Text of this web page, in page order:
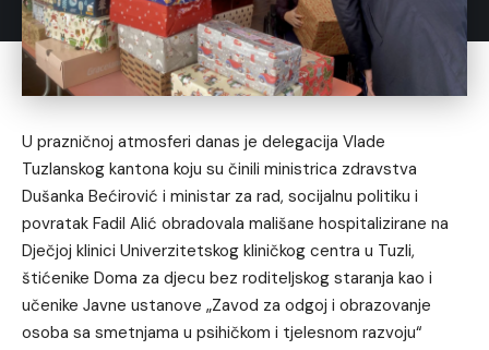
U prazničnoj atmosferi danas je delegacija Vlade
Tuzlanskog kantona koju su činili ministrica zdravstva
Dušanka Bećirović i ministar za rad, socijalnu politiku i
povratak Fadil Alić obradovala mališane hospitalizirane na
Dječjoj klinici Univerzitetskog kliničkog centra u Tuzli,
štićenike Doma za djecu bez roditeljskog staranja kao i
učenike Javne ustanove „Zavod za odgoj i obrazovanje
osoba sa smetnjama u psihičkom i tjelesnom razvoju“